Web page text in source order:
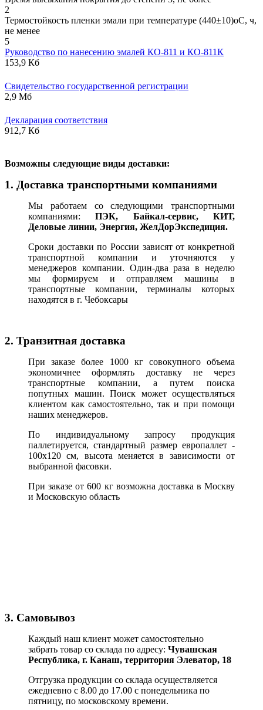
2
Термостойкость пленки эмали при температуре (440±10)оС, ч,
не менее
5
Руководство по нанесению эмалей КО-811 и КО-811К
153,9 Кб
Свидетельство государственной регистрации
2,9 Мб
Декларация соответствия
912,7 Кб
Возможны следующие виды доставки:
1. Доставка транспортными компаниями
Мы работаем со следующими транспортными
компаниями:ПЭК, Байкал-сервис, КИТ,
Деловые линии, Энергия, ЖелДорЭкспедиция.
Сроки доставки по России зависят от конкретной
транспортной компании и уточняются у
менеджеров компании. Один-два раза в неделю
мы формируем и отправляем машины в
транспортные компании, терминалы которых
находятся в г. Чебоксары
2. Транзитная доставка
При заказе более 1000 кг совокупного объема
экономичнее оформлять доставку не через
транспортные компании, а путем поиска
попутных машин. Поиск может осуществляться
клиентом как самостоятельно, так и при помощи
наших менеджеров.
По индивидуальному запросу продукция
паллетируется, стандартный размер европаллет -
100х120 см, высота меняется в зависимости от
выбранной фасовки.
При заказе от 600 кг возможна доставка в Москву
и Московскую область
3. Самовывоз
Каждый наш клиент может самостоятельно
забрать товар со склада по адресу: Чувашская
Республика, г. Канаш, территория Элеватор, 18
Отгрузка продукции со склада осуществляется
ежедневно с 8.00 до 17.00 с понедельника по
пятницу, по московскому времени.